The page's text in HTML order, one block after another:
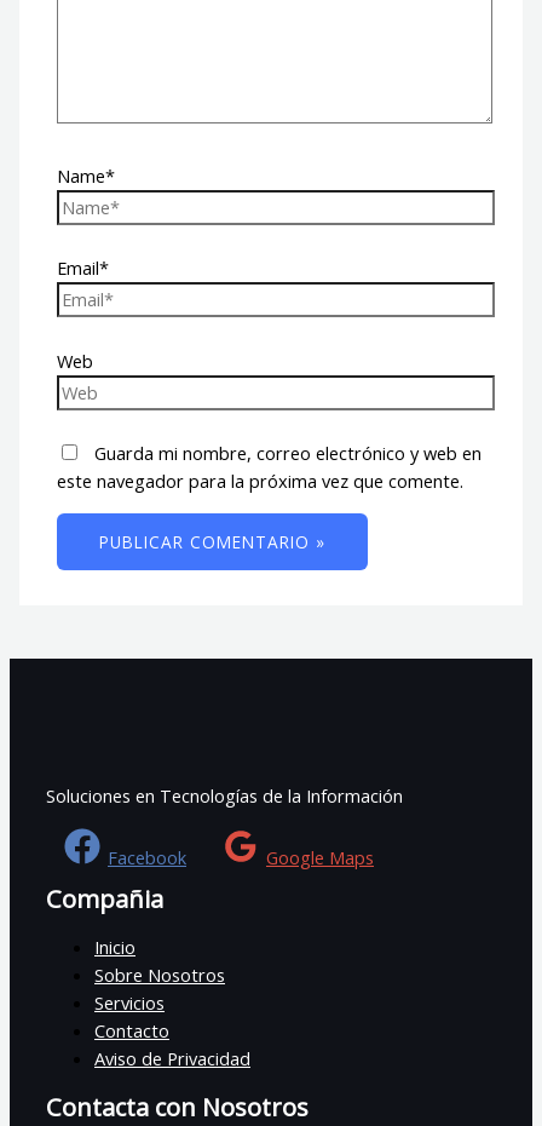
Name*
Email*
Web
Guarda mi nombre, correo electrónico y web en
este navegador para la próxima vez que comente.
Soluciones en Tecnologías de la Información
Facebook Google Maps
Compañia
Inicio
Sobre Nosotros
Servicios
Contacto
Aviso de Privacidad
Contacta con Nosotros